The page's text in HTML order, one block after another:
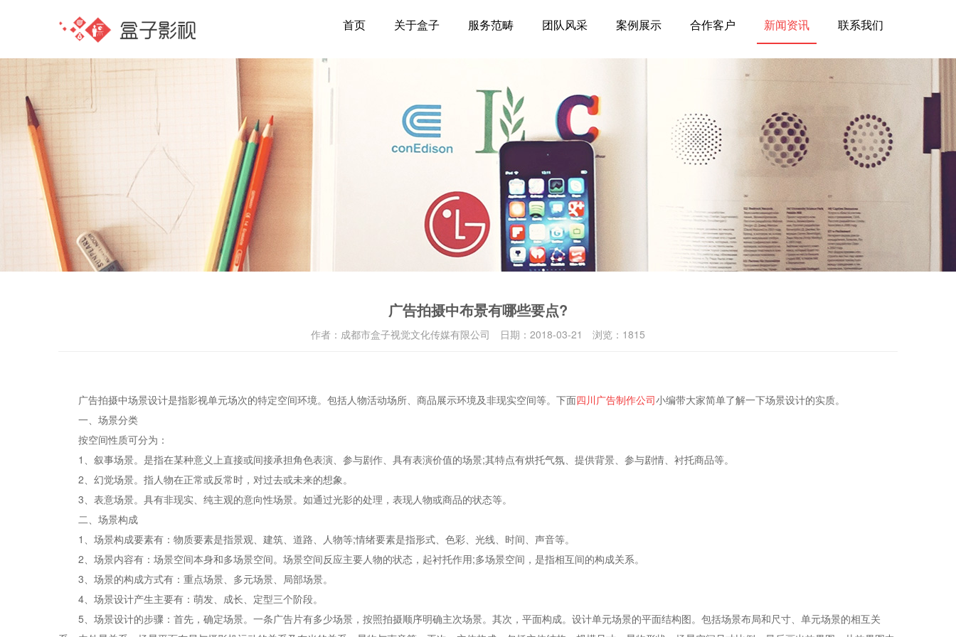
首页 关于盒子 服务范畴 团队风采 案例展示 合作客户 新闻资讯 联系我们
广告拍摄中布景有哪些要点?
作者： 成都市盒子视觉文化传媒有限公司 日期： 2018-03-21 浏览： 1815
广告拍摄中场景设计是指影视单元场次的特定空间环境。包括人物活动场所、商品展示环境及非现实空间等。下面四川广告制作公司小编带大家简单了解一下场景设计的实质。
一、场景分类
按空间性质可分为：
1、叙事场景。是指在某种意义上直接或间接承担角色表演、参与剧作、具有表演价值的场景;其特点有烘托气氛、提供背景、参与剧情、衬托商品等。
2、幻觉场景。指人物在正常或反常时，对过去或未来的想象。
3、表意场景。具有非现实、纯主观的意向性场景。如通过光影的处理，表现人物或商品的状态等。
二、场景构成
1、场景构成要素有：物质要素是指景观、建筑、道路、人物等;情绪要素是指形式、色彩、光线、时间、声音等。
2、场景内容有：场景空间本身和多场景空间。场景空间反应主要人物的状态，起衬托作用;多场景空间，是指相互间的构成关系。
3、场景的构成方式有：重点场景、多元场景、局部场景。
4、场景设计产生主要有：萌发、成长、定型三个阶段。
5、场景设计的步骤：首先，确定场景。一条广告片有多少场景，按照拍摄顺序明确主次场景。其次，平面构成。设计单元场景的平面结构图。包括场景布局和尺寸、单元场景的相互关